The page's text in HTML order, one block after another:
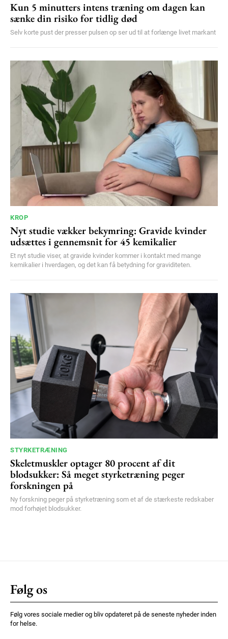
Kun 5 minutters intens træning om dagen kan
sænke din risiko for tidlig død
Selv korte pust der presser pulsen op ser ud til at forlænge livet markant
KROP
Nyt studie vækker bekymring: Gravide kvinder
udsættes i gennemsnit for 45 kemikalier
Et nyt studie viser, at gravide kvinder kommer i kontakt med mange
kemikalier i hverdagen, og det kan få betydning for graviditeten.
STYRKETRÆNING
Skeletmuskler optager 80 procent af dit
blodsukker: Så meget styrketræning peger
forskningen på
Ny forskning peger på styrketræning som et af de stærkeste redskaber
mod forhøjet blodsukker.
Følg os
Følg vores sociale medier og bliv opdateret på de seneste nyheder inden
for helse.